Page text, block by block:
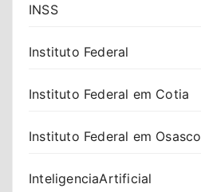
INSS
Instituto Federal
Instituto Federal em Cotia
Instituto Federal em Osasco
InteligenciaArtificial